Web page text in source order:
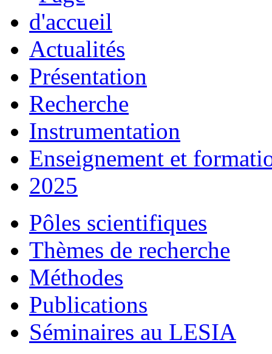
Actualités
Présentation
Recherche
Instrumentation
Enseignement et
2025
Pôles scientifiques
Thèmes de recherche
Méthodes
Publications
Séminaires au LESIA